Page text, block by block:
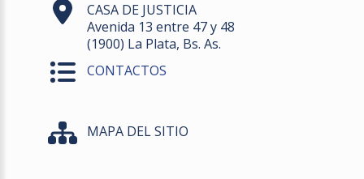
CASA DE JUSTICIA
Avenida 13 entre 47 y 48
(1900) La Plata, Bs. As.
CONTACTOS
MAPA DEL SITIO